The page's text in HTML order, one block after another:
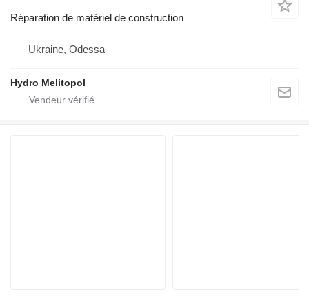
Réparation de matériel de construction
Ukraine, Odessa
Hydro Melitopol